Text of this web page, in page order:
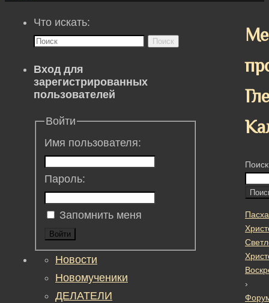
Пасха
›
Что искать:
Поиск
Вход для
зарегистрированных
пользователей
Войти
Имя пользователя:
Пароль:
Запомнить меня
Войти
Новости
Новомученики
ДЕЛАТЕЛИ